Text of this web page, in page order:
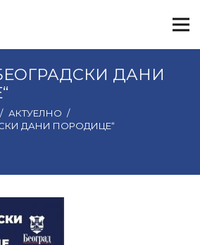
ДАНИ
/ АКТУЕЛНО /
ДАНИ ПОРОДИЦЕ“